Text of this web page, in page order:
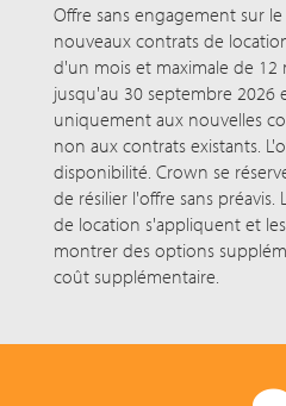
Offre sans engagement sur
nouveaux contrats de
d'un mois et maximale de 12
jusqu'au 30 septembre 2026
uniquement aux nouvelles
non aux contrats existants.
disponibilité. Crown se
de résilier l'offre sans
de location s'appliquent et
montrer des options
coût supplémentaire.